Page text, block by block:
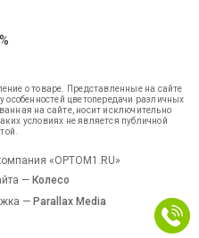
о товаре. Представленные на сайте
особенностей цветопередачи различных
на сайте, носит исключительно
условиях не является публичной
«OPTOM1.RU»
— Колесо
— Parallax Media